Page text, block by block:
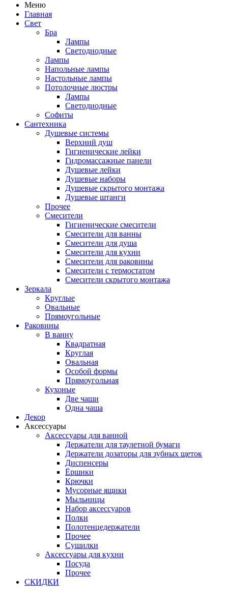
Меню
Главная
Свет
Бра
Лампы
Светодиодные
Лампы
Напольные лампы
Настольные лампы
Потолочные люстры
Лампы
Светодиодные
Софиты
Сантехника
Душевые системы
Верхний душ
Гигиенические лейки
Гидромассажные панели
Душевые лейки
Душевые наборы
Душевые скрытого монтажа
Душевые штанги
Прочее
Смесители
Гигиенические смесители
Смесители для ванны
Смесители для душа
Смесители для кухни
Смесители для раковины
Смесители с термостатом
Смесители скрытого монтажа
Зеркала
Круглые
Овальные
Прямоугольные
Раковины
В ванну
Квадратная
Круглая
Овальная
Особой формы
Прямоугольная
Кухоные
Две чаши
Одна чаша
Декор
Аксессуары
Аксессуары для ванной
Держатели для таулетной бумаги
Держатели дозаторы для зубных щеток
Диспенсеры
Ёршики
Крючки
Мусорные ящики
Мыльницы
Набор аксессуаров
Полки
Полотенцедержатели
Прочее
Сушилки
Аксессуары для кухни
Посуда
Прочее
СКИДКИ